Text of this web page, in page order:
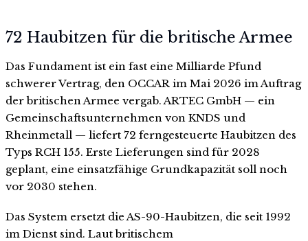
72 Haubitzen für die britische Armee
Das Fundament ist ein fast eine Milliarde Pfund
schwerer Vertrag, den OCCAR im Mai 2026 im Auftrag
der britischen Armee vergab. ARTEC GmbH — ein
Gemeinschaftsunternehmen von KNDS und
Rheinmetall — liefert 72 ferngesteuerte Haubitzen des
Typs RCH 155. Erste Lieferungen sind für 2028
geplant, eine einsatzfähige Grundkapazität soll noch
vor 2030 stehen.
Das System ersetzt die AS-90-Haubitzen, die seit 1992
im Dienst sind. Laut britischem